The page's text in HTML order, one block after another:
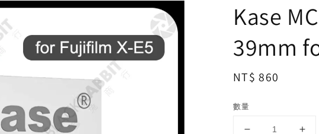
Kase
39mm
Regular
NT$ 860
數量